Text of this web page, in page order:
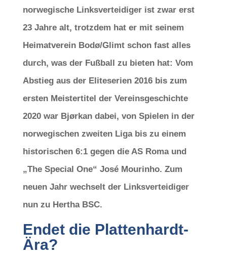
norwegische Linksverteidiger ist zwar erst
23 Jahre alt, trotzdem hat er mit seinem
Heimatverein Bodø/Glimt schon fast alles
durch, was der Fußball zu bieten hat: Vom
Abstieg aus der Eliteserien 2016 bis zum
ersten Meistertitel der Vereinsgeschichte
2020 war Bjørkan dabei, von Spielen in der
norwegischen zweiten Liga bis zu einem
historischen 6:1 gegen die AS Roma und
„The Special One“ José Mourinho. Zum
neuen Jahr wechselt der Linksverteidiger
nun zu Hertha BSC.
Endet die Plattenhardt-
Ära?